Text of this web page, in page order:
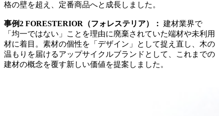
格の壁を超え、定番商品へと成長しました。
事例2 FORESTERIOR（フォレステリア）： 建材業界で
「均一ではない」ことを理由に廃棄されていた端材や未利用
材に着目。素材の個性を「デザイン」として捉え直し、木の
温もりを届けるアップサイクルブランドとして、これまでの
建材の概念を覆す新しい価値を提案しました。